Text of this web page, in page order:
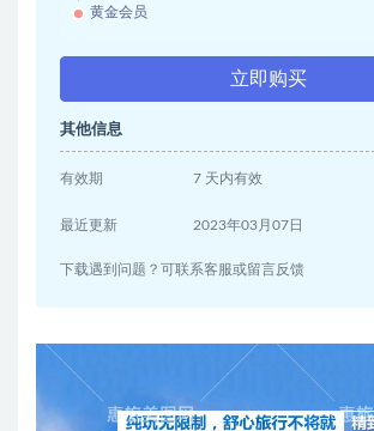
黄金会员
立即购买
其他信息
有效期 7 天内有效
最近更新 2023年03月07日
下载遇到问题？可联系客服或留言反馈